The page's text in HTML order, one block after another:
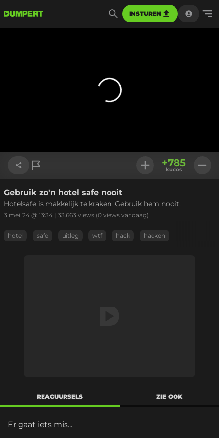
INSTUREN
Link kopiëren
+785
kudos
Gebruik zo'n hotel safe nooit
Hotelsafe is makkelijk te kraken. Gebruik hem nooit.
3 mei '24 @ 13:34 | 33.663 views (0 views vandaag)
hotel safe uitleg wtf hack hacken
REAGUURSELS ZIE OOK
Er gaat iets mis...